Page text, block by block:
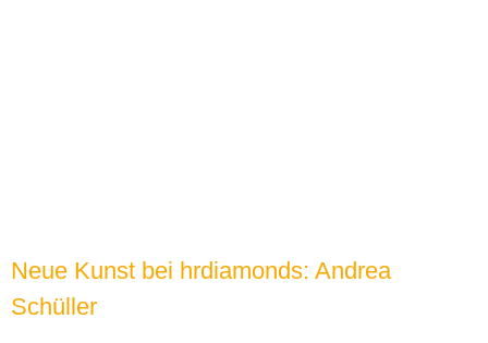
Neue Kunst bei hrdiamonds: Andrea
Schüller